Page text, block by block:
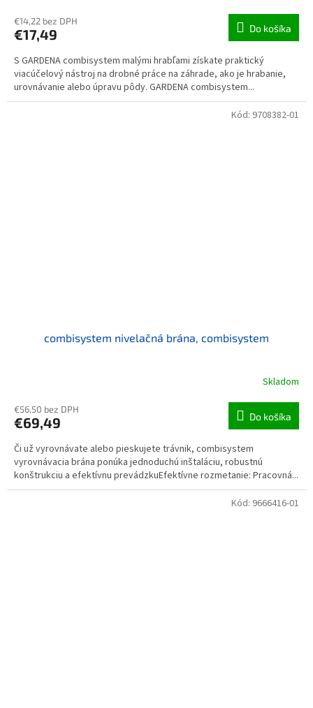
€14,22 bez DPH
€17,49 Do košíka
S GARDENA combisystem malými hrabľami získate praktický
viacúčelový nástroj na drobné práce na záhrade, ako je hrabanie,
urovnávanie alebo úpravu pôdy. GARDENA combisystem...
combisystem nivelačná brána, combisystem
Skladom
€56,50 bez DPH
€69,49 Do košíka
Či už vyrovnávate alebo pieskujete trávnik, combisystem
vyrovnávacia brána ponúka jednoduchú inštaláciu, robustnú
konštrukciu a efektívnu prevádzkuEfektívne rozmetanie: Pracovná...
Kód: 9708382-01
Kód: 9666416-01